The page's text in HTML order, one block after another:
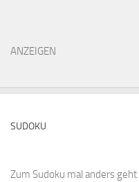
ANZEIGEN
SUDOKU
Zum Sudoku mal anders geht